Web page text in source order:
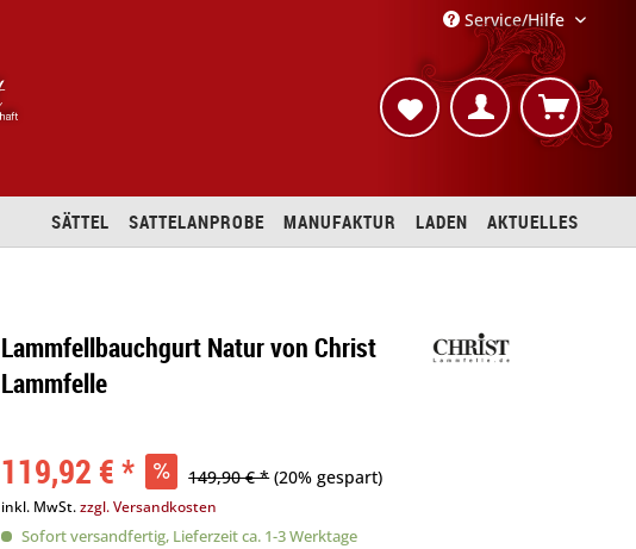
Service/Hilfe
AKTUELLES
LADEN
MANUFAKTUR
SATTELANPROBE
SÄTTEL
Lammfellbauchgurt Natur von Christ
Lammfelle
119,92 € * 149,90 € * (20% gespart)
inkl. MwSt.zzgl. Versandkosten
Sofort versandfertig, Lieferzeit ca. 1-3 Werktage